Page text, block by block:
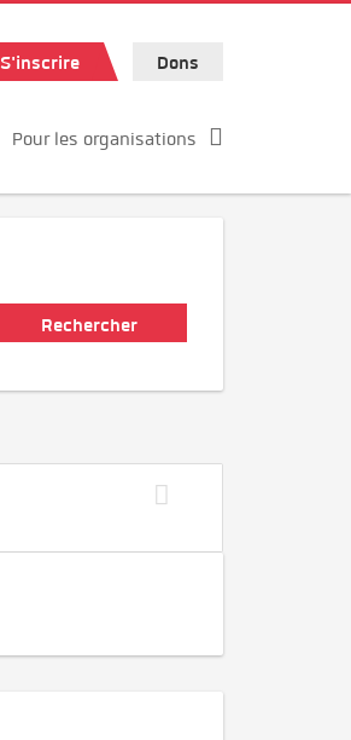
S'inscrire Dons
Pour les organisations